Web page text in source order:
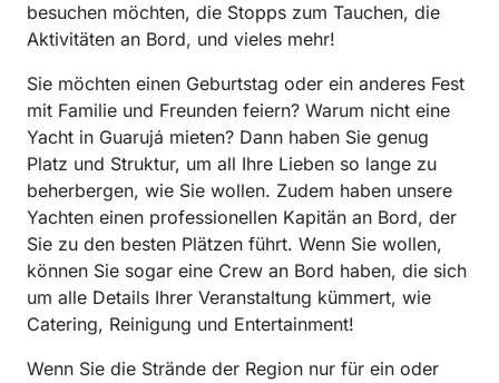
besuchen möchten, die Stopps zum Tauchen, die
Aktivitäten an Bord, und vieles mehr!
Sie möchten einen Geburtstag oder ein anderes Fest
mit Familie und Freunden feiern? Warum nicht eine
Yacht in Guarujá mieten? Dann haben Sie genug
Platz und Struktur, um all Ihre Lieben so lange zu
beherbergen, wie Sie wollen. Zudem haben unsere
Yachten einen professionellen Kapitän an Bord, der
Sie zu den besten Plätzen führt. Wenn Sie wollen,
können Sie sogar eine Crew an Bord haben, die sich
um alle Details Ihrer Veranstaltung kümmert, wie
Catering, Reinigung und Entertainment!
Wenn Sie die Strände der Region nur für ein oder